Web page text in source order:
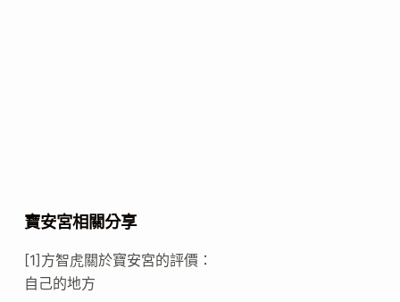
寶安宮相關分享
[1]方智虎關於寶安宮的評價：
自己的地方